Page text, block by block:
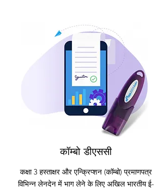
कॉम्बो डीएससी
कक्षा 3 हस्ताक्षर और एन्क्रिप्शन (कॉम्बो) प्रमाणपत्र
विभिन्न लेनदेन में भाग लेने के लिए अखिल भारतीय ई-